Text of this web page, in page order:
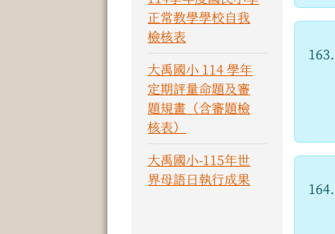
正常教學學校自我
檢核表
大禹國小 114 學年
定期評量命題及審
題規畫（含審題檢
核表）
大禹國小-115年世
界母語日執行成果
163.
164.